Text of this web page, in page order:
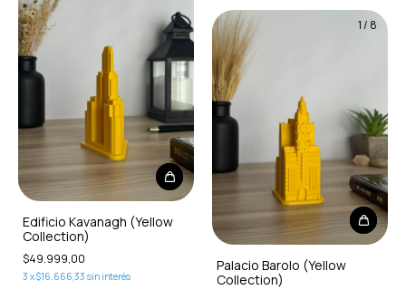
Edificio Kavanagh (Yellow
Collection)
$49.999,00
3 x$16.666,33 sin interés
1/ 8
Palacio Barolo (Yellow
Collection)